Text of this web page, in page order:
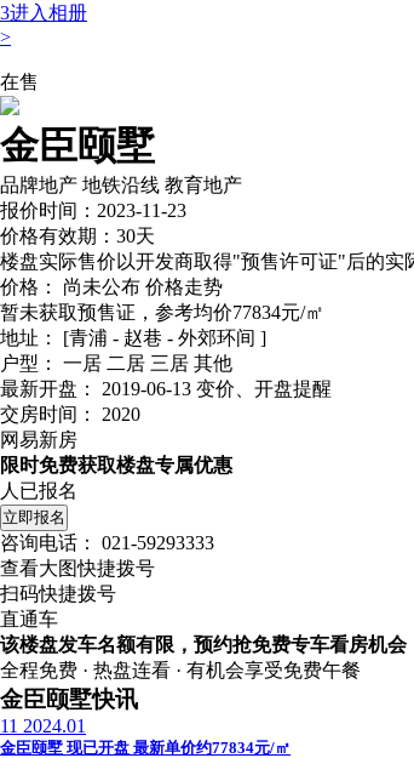
3进入相册
>
在售
金臣颐墅
品牌地产 地铁沿线 教育地产
报价时间：2023-11-23
价格有效期：30天
楼盘实际售价以开发商取得"预售许可证"后的实
价格：
尚未公布 价格走势
暂未获取预售证，参考均价77834元/㎡
地址：
[青浦 - 赵巷 - 外郊环间 ]
户型：
一居 二居 三居 其他
最新开盘：
2019-06-13 变价、开盘提醒
交房时间：
2020
网易新房
限时免费获取楼盘专属优惠
人已报名
立即报名
咨询电话：
021-59293333
查看大图快捷拨号
扫码快捷拨号
直通车
该楼盘发车名额有限，预约抢免费专车看房机会
全程免费 · 热盘连看 · 有机会享受免费午餐
金臣颐墅快讯
11 2024.01
金臣颐墅 现已开盘 最新单价约77834元/㎡